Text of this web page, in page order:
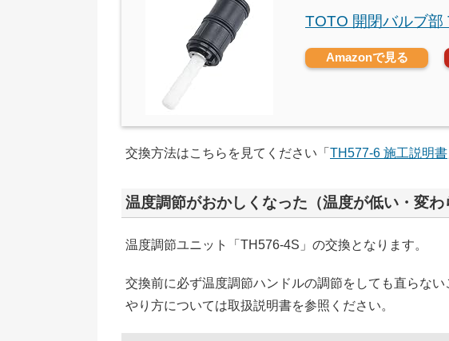
TOTO 開閉バルブ部
Amazonで見る
交換方法はこちらを見てください「 TH577-6 施工説明書
温度調節がおかしくなった（温度が低い・変わ
温度調節ユニット「TH576-4S」の交換となります。
交換前に必ず温度調節ハンドルの調節をしても直らない
やり方については取扱説明書を参照ください。